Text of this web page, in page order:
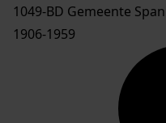
1049-BD Gemeente
1906-1959